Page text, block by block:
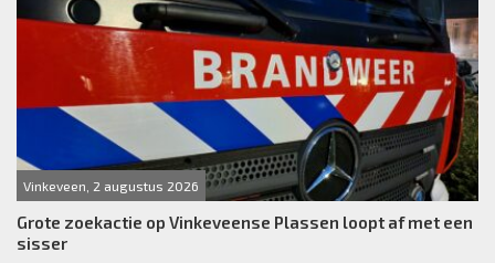
Vinkeveen, 2 augustus 2026
Grote zoekactie op Vinkeveense Plassen loopt af met een
sisser